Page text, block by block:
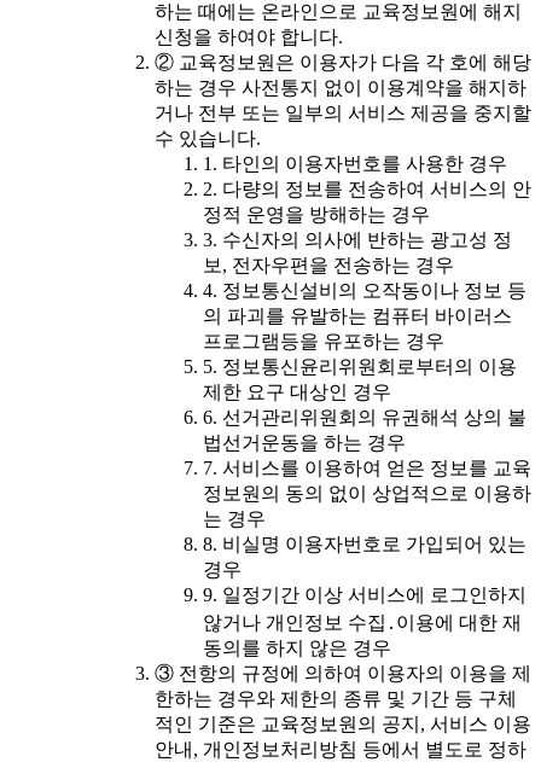
하는 때에는 온라인으로 교육정보원에 해지
신청을 하여야 합니다.
② 교육정보원은 이용자가 다음 각 호에 해당
하는 경우 사전통지 없이 이용계약을 해지하
거나 전부 또는 일부의 서비스 제공을 중지할
수 있습니다.
1. 타인의 이용자번호를 사용한 경우
2. 다량의 정보를 전송하여 서비스의 안
정적 운영을 방해하는 경우
3. 수신자의 의사에 반하는 광고성 정
보, 전자우편을 전송하는 경우
4. 정보통신설비의 오작동이나 정보 등
의 파괴를 유발하는 컴퓨터 바이러스
프로그램등을 유포하는 경우
5. 정보통신윤리위원회로부터의 이용
제한 요구 대상인 경우
6. 선거관리위원회의 유권해석 상의 불
법선거운동을 하는 경우
7. 서비스를 이용하여 얻은 정보를 교육
정보원의 동의 없이 상업적으로 이용하
는 경우
8. 비실명 이용자번호로 가입되어 있는
경우
9. 일정기간 이상 서비스에 로그인하지
않거나 개인정보 수집․이용에 대한 재
동의를 하지 않은 경우
③ 전항의 규정에 의하여 이용자의 이용을 제
한하는 경우와 제한의 종류 및 기간 등 구체
적인 기준은 교육정보원의 공지, 서비스 이용
안내, 개인정보처리방침 등에서 별도로 정하